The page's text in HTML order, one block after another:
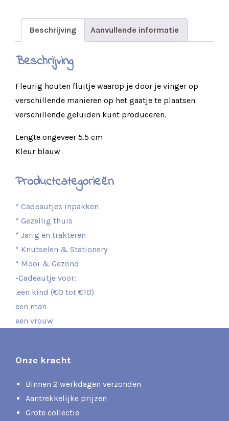
Beschrijving Aanvullende informatie
Beschrijving
Fleurig houten fluitje waarop je door je vinger op
verschillende manieren op het gaatje te plaatsen
verschillende geluiden kunt produceren.
Lengte ongeveer 5.5 cm
Kleur blauw
Productcategorieën
* Cadeautjes inpakken
* Gezellig thuis
* Jarig en trakteren
* Knutselen & Stationery
* Mooi & Gezond
-Cadeautje voor:
.een kind (€0 tot €10)
een man
een vrouw
Onze kracht
Binnen 2 werkdagen verzonden
Aantrekkelijke prijzen
Grote collectie